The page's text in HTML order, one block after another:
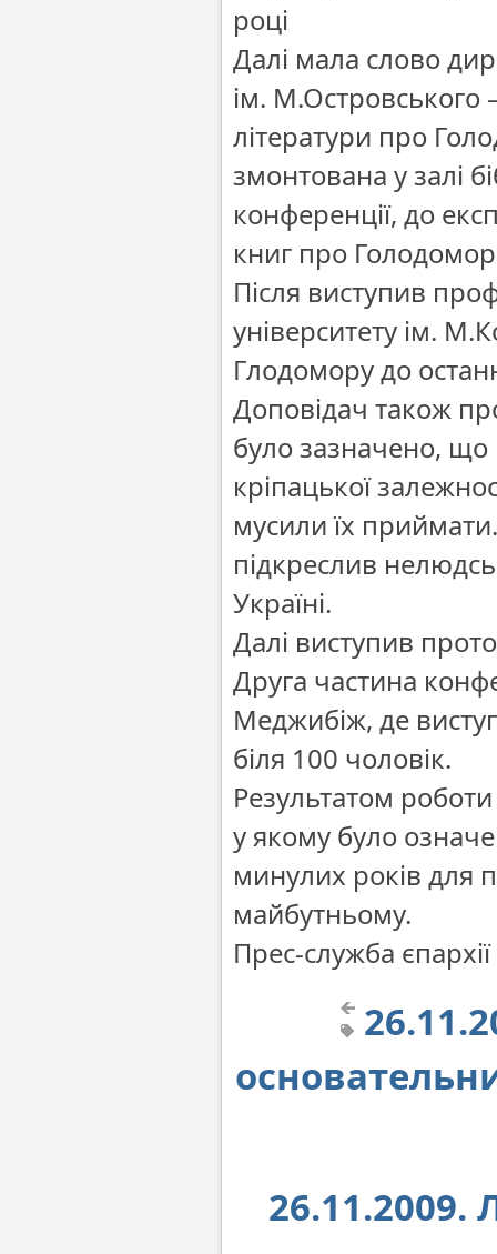
році
Далі мала слово
ім. М.Островського
літератури про
змонтована у залі
конференції, до
книг про
Після виступив
університету ім.
Глодомору до
Доповідач також
було зазначено, що
кріпацької
мусили їх
підкреслив
Україні.
Далі виступив
Друга частина
Меджибіж, де
біля 100 чоловік.
Результатом
у якому було
минулих років для
майбутньому.
Прес-служба єпархії